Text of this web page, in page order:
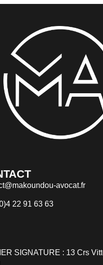
avocat.fr
22 91 63 63
SIGNATURE : 13 Crs